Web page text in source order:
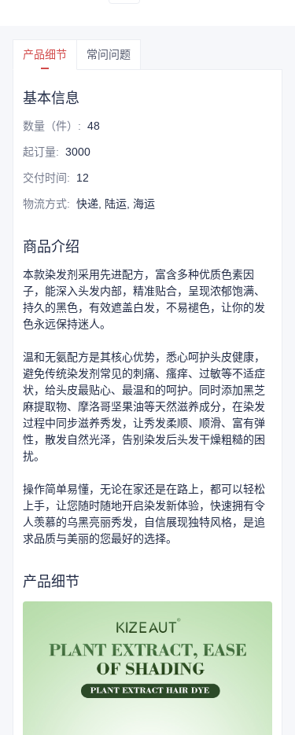
产品细节 常问问题
基本信息
数量（件） : 48
起订量: 3000
交付时间: 12
物流方式: 快递, 陆运, 海运
商品介绍
本款染发剂采用先进配方，富含多种优质色素因
子，能深入头发内部，精准贴合，呈现浓郁饱满、
持久的黑色，有效遮盖白发，不易褪色，让你的发
色永远保持迷人。
温和无氨配方是其核心优势，悉心呵护头皮健康，
避免传统染发剂常见的刺痛、瘙痒、过敏等不适症
状，给头皮最贴心、最温和的呵护。同时添加黑芝
麻提取物、摩洛哥坚果油等天然滋养成分，在染发
过程中同步滋养秀发，让秀发柔顺、顺滑、富有弹
性，散发自然光泽，告别染发后头发干燥粗糙的困
扰。
操作简单易懂，无论在家还是在路上，都可以轻松
上手，让您随时随地开启染发新体验，快速拥有令
人羡慕的乌黑亮丽秀发，自信展现独特风格，是追
求品质与美丽的您最好的选择。
产品细节